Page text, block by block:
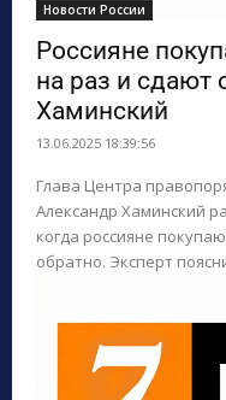
Новости России
Россияне
на раз и сдают
Хаминский
13.06.2025 18:39:56
Глава Центра
Александр Хаминский
когда россияне
обратно. Эксперт